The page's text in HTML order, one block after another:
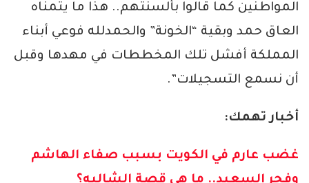
المواطنين كما قالوا بألسنتهم.. هذا ما يتمناه
العاق حمد وبقية “الخونة” والحمدلله فوعي أبناء
المملكة أفشل تلك المخططات في مهدها وقبل
أن نسمع التسجيلات”.
أخبار تهمك:
غضب عارم في الكويت بسبب صفاء الهاشم
وفجر السعيد.. ما هي قصة الشاليه؟